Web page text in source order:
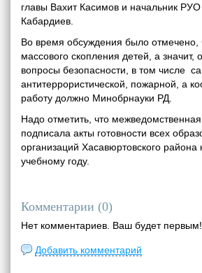
главы Вахит Касимов и начальник
Кабардиев.
Во время обсуждения было отмечено,
массового скопления детей, а значит,
вопросы безопасности, в том числе
антитеррористической, пожарной, а
работу должно Минобрнауки РД.
Надо отметить, что
подписала акты готовности всех
организаций Хасавюртовского района
учебному году.
Комментарии (0)
Нет комментариев. Ваш будет первым!
Добавить комментарий